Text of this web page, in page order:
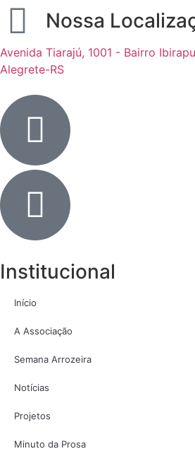
Nossa
Avenida Tiarajú, 1001 - Bairro
Alegrete-RS
Institucional
Início
A Associação
Semana Arrozeira
Notícias
Projetos
Minuto da Prosa